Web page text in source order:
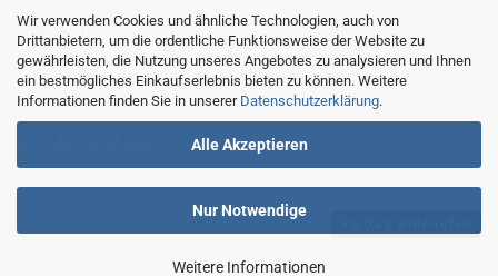
Wir verwenden Cookies und ähnliche Technologien, auch von
Drittanbietern, um die ordentliche Funktionsweise der Website zu
gewährleisten, die Nutzung unseres Angebotes zu analysieren und Ihnen
ein bestmögliches Einkaufserlebnis bieten zu können. Weitere
Informationen finden Sie in unserer Datenschutzerklärung.
Alle Akzeptieren
Nur Notwendige
Weitere Informationen
Impressum
Kontakt
Sitemap